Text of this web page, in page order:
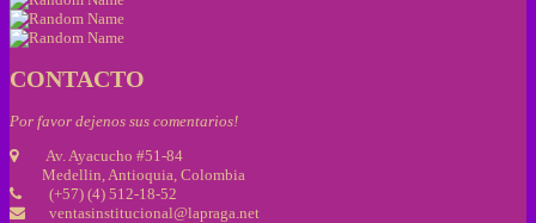
CONTACTO
Por favor dejenos sus comentarios!
Av. Ayacucho #51-84
Medellin, Antioquia, Colombia
(+57) (4) 512-18-52
ventasinstitucional@lapraga.net